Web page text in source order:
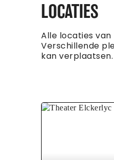
LOCATIES
Alle locaties
Verschillende
kan verplaatsen.